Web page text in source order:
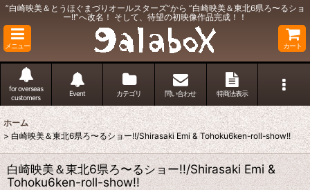
”白崎映美＆とうほぐまづりオールスターズ”から ”白崎映美＆東北6県ろ〜るショ
ー!!”へ改名！ そして、待望の初映像作品完成！！
メニュー カート
for overseas
customers
Event カテゴリ 問い合わせ 特商法表示
ホーム
> 白崎映美＆東北6県ろ〜るショー!!/Shirasaki Emi & Tohoku6ken-roll-show!!
白崎映美＆東北6県ろ〜るショー!!/Shirasaki Emi &
Tohoku6ken-roll-show!!